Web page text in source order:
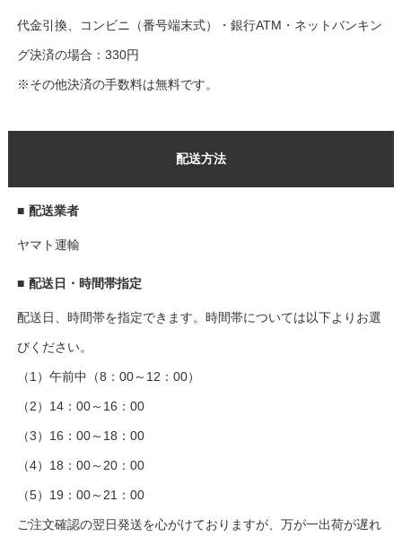
代金引換、コンビニ（番号端末式）・銀行ATM・ネットバンキン
グ決済の場合：330円
※その他決済の手数料は無料です。
配送方法
■ 配送業者
ヤマト運輸
■ 配送日・時間帯指定
配送日、時間帯を指定できます。時間帯については以下よりお選
びください。
（1）午前中（8：00～12：00）
（2）14：00～16：00
（3）16：00～18：00
（4）18：00～20：00
（5）19：00～21：00
ご注文確認の翌日発送を心がけておりますが、万が一出荷が遅れ